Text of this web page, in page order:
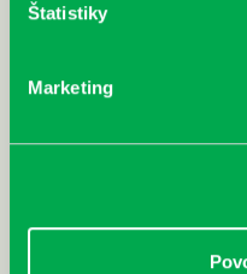
Štatistiky
Marketing